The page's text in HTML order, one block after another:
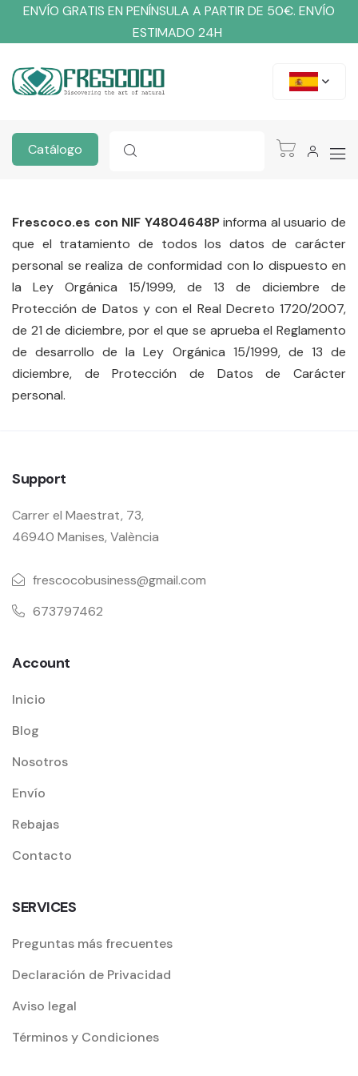
ENVÍO GRATIS EN PENÍNSULA A PARTIR DE 50€. ENVÍO
ESTIMADO 24H
Catálogo
Frescoco.es con NIF Y4804648Pinforma al usuario de
que el tratamiento de todos los datos de carácter
personal se realiza de conformidad con lo dispuesto en
la Ley Orgánica 15/1999, de 13 de diciembre de
Protección de Datos y con el Real Decreto 1720/2007,
de 21 de diciembre, por el que se aprueba el Reglamento
de desarrollo de la Ley Orgánica 15/1999, de 13 de
diciembre, de Protección de Datos de Carácter
personal.
Support
Carrer el Maestrat, 73,
46940 Manises, València
frescocobusiness@gmail.com
673797462
Account
Inicio
Blog
Nosotros
Envío
Rebajas
Contacto
SERVICES
Preguntas más frecuentes
Declaración de Privacidad
Aviso legal
Términos y Condiciones